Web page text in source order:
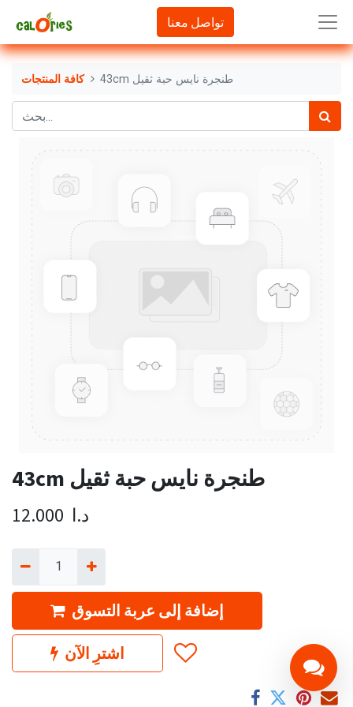
تواصل معنا
كافة المنتجات 43cm طنجرة نايس حبة ثقيل
43cm طنجرة نايس حبة ثقيل
12.000 د.ا
إضافة إلى عربة التسوق
اشترِ الآن